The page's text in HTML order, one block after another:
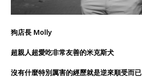
狗店長 Molly
超親人超愛吃非常友善的米克斯犬
沒有什麼特別厲害的經歷就是逆來順受而已